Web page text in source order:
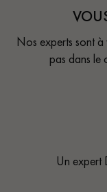
Nos experts sont
pas dans le
Un expert